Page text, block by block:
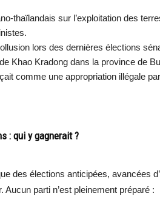
thaïlandais sur l’exploitation des
lors des dernières élections
Khao Kradong dans la province de
comme une appropriation illégale
: qui y gagnerait ?
des élections anticipées, avancées
Aucun parti n’est pleinement préparé :